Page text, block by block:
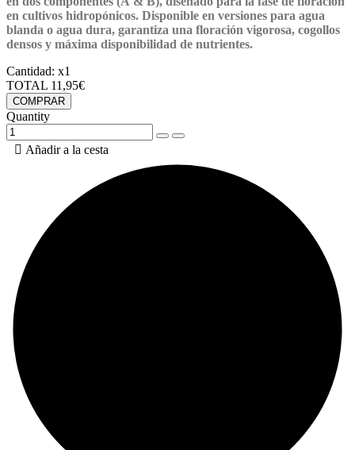
en cultivos hidropónicos. Disponible en versiones para agua
blanda o agua dura, garantiza una floración vigorosa, cogollos
densos y máxima disponibilidad de nutrientes.
Cantidad: x1
TOTAL 11,95€
COMPRAR
Quantity
 Añadir a la cesta